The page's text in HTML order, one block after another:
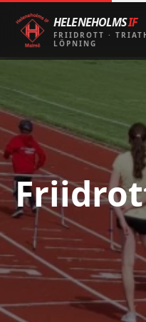
HELENEHOLMSIF
FRIIDROTT ·
LÖPNING